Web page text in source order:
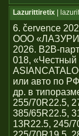
Lazurittiretix |
6. července
ООО
2026. B2B-
018, «Честный
или авто по
др. в
255/70R22.5,
385/65R22.5,
13R22.5, 245/